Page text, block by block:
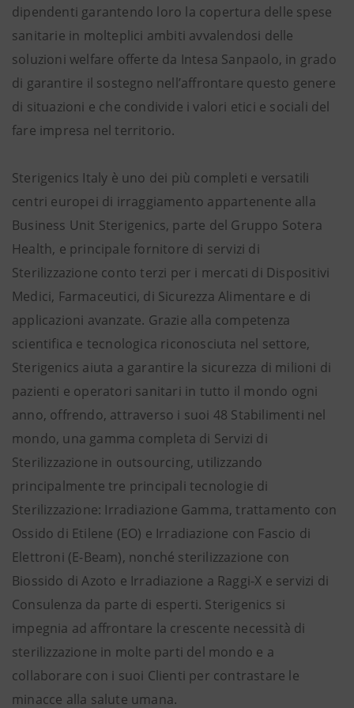
dipendenti garantendo loro la copertura delle spese
sanitarie in molteplici ambiti avvalendosi delle
soluzioni welfare offerte da Intesa Sanpaolo, in grado
di garantire il sostegno nell’affrontare questo genere
di situazioni e che condivide i valori etici e sociali del
fare impresa nel territorio.
Sterigenics Italy è uno dei più completi e versatili
centri europei di irraggiamento appartenente alla
Business Unit Sterigenics, parte del Gruppo Sotera
Health, e principale fornitore di servizi di
Sterilizzazione conto terzi per i mercati di Dispositivi
Medici, Farmaceutici, di Sicurezza Alimentare e di
applicazioni avanzate. Grazie alla competenza
scientifica e tecnologica riconosciuta nel settore,
Sterigenics aiuta a garantire la sicurezza di milioni di
pazienti e operatori sanitari in tutto il mondo ogni
anno, offrendo, attraverso i suoi 48 Stabilimenti nel
mondo, una gamma completa di Servizi di
Sterilizzazione in outsourcing, utilizzando
principalmente tre principali tecnologie di
Sterilizzazione: Irradiazione Gamma, trattamento con
Ossido di Etilene (EO) e Irradiazione con Fascio di
Elettroni (E-Beam), nonché sterilizzazione con
Biossido di Azoto e Irradiazione a Raggi-X e servizi di
Consulenza da parte di esperti. Sterigenics si
impegnia ad affrontare la crescente necessità di
sterilizzazione in molte parti del mondo e a
collaborare con i suoi Clienti per contrastare le
minacce alla salute umana.